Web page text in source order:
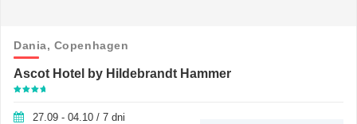
Dania, Copenhagen
Ascot Hotel by Hildebrandt Hammer
27.09 - 04.10 / 7 dni